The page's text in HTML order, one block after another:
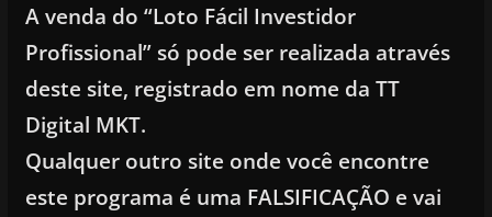
A venda do “Loto Fácil Investidor
Profissional” só pode ser realizada através
deste site, registrado em nome da TT
Digital MKT.
Qualquer outro site onde você encontre
este programa é uma FALSIFICAÇÃO e vai